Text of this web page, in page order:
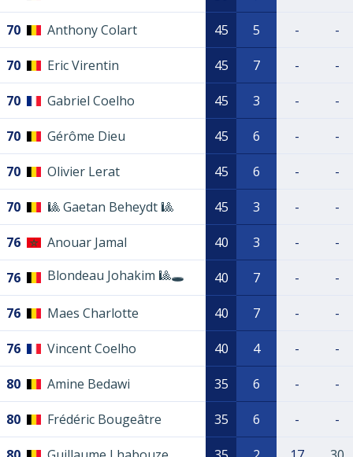
70 Anthony Colart 45 5 - -
70 Eric Virentin 45 7 - -
70 Gabriel Coelho 45 3 - -
70 Gérôme Dieu 45 6 - -
70 Olivier Lerat 45 6 - -
70 🎱 Gaetan Beheydt 🎱 45 3 - -
76 Anouar Jamal 40 3 - -
76 Blondeau Johakim 🎱🕳️ 40 7 - -
76 Maes Charlotte 40 7 - -
76 Vincent Coelho 40 4 - -
80 Amine Bedawi 35 6 - -
80 Frédéric Bougeâtre 35 6 - -